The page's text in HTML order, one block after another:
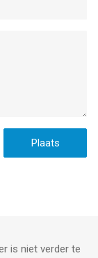
is niet verder te